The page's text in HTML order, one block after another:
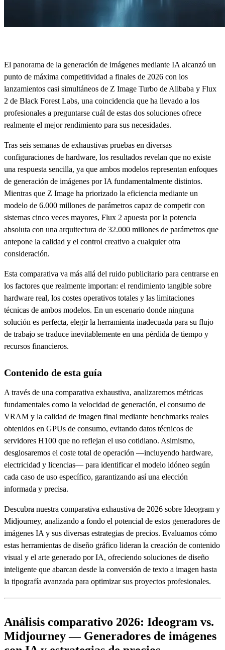
El panorama de la generación de imágenes mediante IA alcanzó un
punto de máxima competitividad a finales de 2026 con los
lanzamientos casi simultáneos de Z Image Turbo de Alibaba y Flux
2 de Black Forest Labs, una coincidencia que ha llevado a los
profesionales a preguntarse cuál de estas dos soluciones ofrece
realmente el mejor rendimiento para sus necesidades.
Tras seis semanas de exhaustivas pruebas en diversas
configuraciones de hardware, los resultados revelan que no existe
una respuesta sencilla, ya que ambos modelos representan enfoques
de generación de imágenes por IA fundamentalmente distintos.
Mientras que Z Image ha priorizado la eficiencia mediante un
modelo de 6.000 millones de parámetros capaz de competir con
sistemas cinco veces mayores, Flux 2 apuesta por la potencia
absoluta con una arquitectura de 32.000 millones de parámetros que
antepone la calidad y el control creativo a cualquier otra
consideración.
Esta comparativa va más allá del ruido publicitario para centrarse en
los factores que realmente importan: el rendimiento tangible sobre
hardware real, los costes operativos totales y las limitaciones
técnicas de ambos modelos. En un escenario donde ninguna
solución es perfecta, elegir la herramienta inadecuada para su flujo
de trabajo se traduce inevitablemente en una pérdida de tiempo y
recursos financieros.
Contenido de esta guía
A través de una comparativa exhaustiva, analizaremos métricas
fundamentales como la velocidad de generación, el consumo de
VRAM y la calidad de imagen final mediante benchmarks reales
obtenidos en GPUs de consumo, evitando datos técnicos de
servidores H100 que no reflejan el uso cotidiano. Asimismo,
desglosaremos el coste total de operación —incluyendo hardware,
electricidad y licencias— para identificar el modelo idóneo según
cada caso de uso específico, garantizando así una elección
informada y precisa.
Descubra nuestra comparativa exhaustiva de 2026 sobre Ideogram y
Midjourney, analizando a fondo el potencial de estos generadores de
imágenes IA y sus diversas estrategias de precios. Evaluamos cómo
estas herramientas de diseño gráfico lideran la creación de contenido
visual y el arte generado por IA, ofreciendo soluciones de diseño
inteligente que abarcan desde la conversión de texto a imagen hasta
la tipografía avanzada para optimizar sus proyectos profesionales.
Análisis comparativo 2026: Ideogram vs.
Midjourney — Generadores de imágenes